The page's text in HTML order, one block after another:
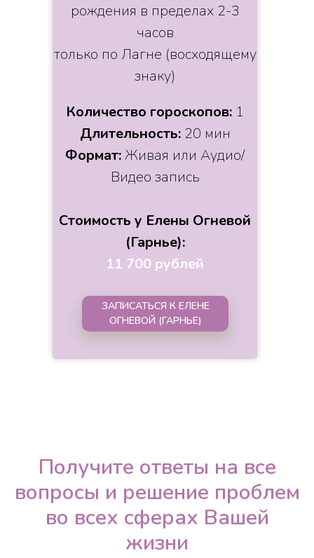
ЗАПИСАТЬСЯ К ЕЛЕНЕ
ОГНЕВОЙ (ГАРНЬЕ)
Количество гороскопов: 1
Длительность:20 мин
Формат:Живая или Аудио/
Видео запись
Стоимость у Елены Огневой
(Гарнье):
11 700 рублей
рождения в пределах 2-3
часов
только по Лагне (восходящему
знаку)
Получите ответы на все
вопросы и решение проблем
во всех сферах Вашей
жизни